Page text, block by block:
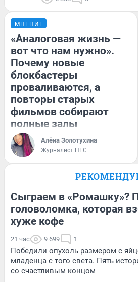
МНЕНИЕ
«Аналоговая жизнь —
вот что нам нужно».
Почему новые
блокбастеры
проваливаются, а
повторы старых
фильмов собирают
полные залы
Алёна Золотухина
Журналист НГС
Сыграем в «Ромашку»?
головоломка, которая
хуже кофе
21 час 9 699 1
Победили опухоль размером с
младенца с того света. Пять
со счастливым концом